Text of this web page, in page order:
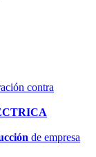
contra
de empresa